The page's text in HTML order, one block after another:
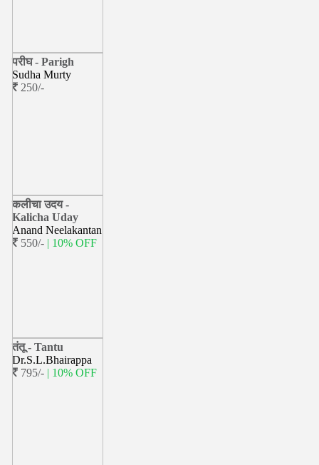
परीघ - Parigh
Sudha Murty
250/-
कलीचा उदय -
Kalicha Uday
Anand Neelakantan
550/- | 10% OFF
तंतू - Tantu
Dr.S.L.Bhairappa
795/- | 10% OFF